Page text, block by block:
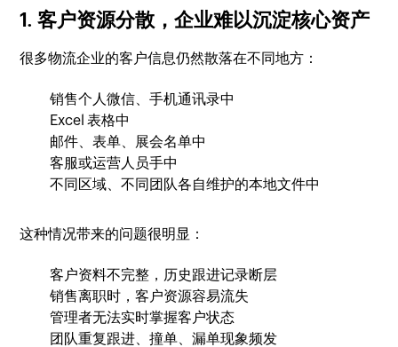
1. 客户资源分散，企业难以沉淀核心资产
很多物流企业的客户信息仍然散落在不同地方：
销售个人微信、手机通讯录中
Excel 表格中
邮件、表单、展会名单中
客服或运营人员手中
不同区域、不同团队各自维护的本地文件中
这种情况带来的问题很明显：
客户资料不完整，历史跟进记录断层
销售离职时，客户资源容易流失
管理者无法实时掌握客户状态
团队重复跟进、撞单、漏单现象频发